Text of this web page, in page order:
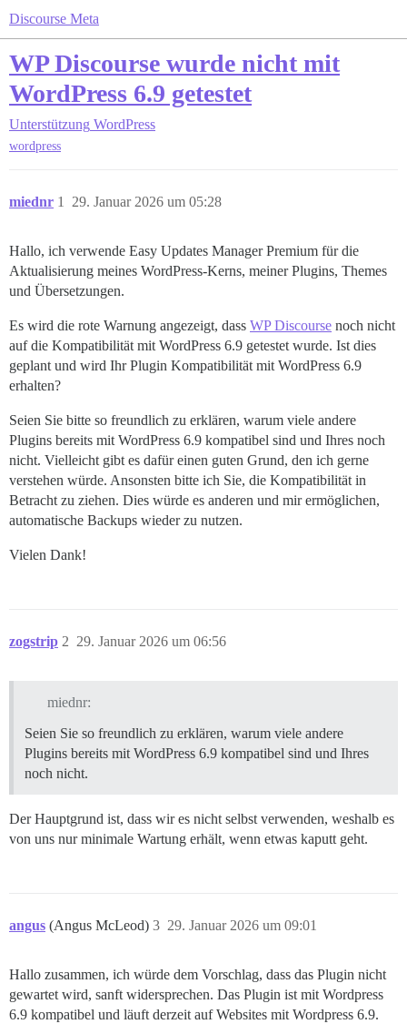
Discourse Meta
WP Discourse wurde nicht mit
WordPress 6.9 getestet
Unterstützung WordPress
wordpress
miednr 29. Januar 2026 um 05:28
1
Hallo, ich verwende Easy Updates Manager Premium für die
Aktualisierung meines WordPress-Kerns, meiner Plugins, Themes
und Übersetzungen.
Es wird die rote Warnung angezeigt, dass WP Discourse noch nicht
auf die Kompatibilität mit WordPress 6.9 getestet wurde. Ist dies
geplant und wird Ihr Plugin Kompatibilität mit WordPress 6.9
erhalten?
Seien Sie bitte so freundlich zu erklären, warum viele andere
Plugins bereits mit WordPress 6.9 kompatibel sind und Ihres noch
nicht. Vielleicht gibt es dafür einen guten Grund, den ich gerne
verstehen würde. Ansonsten bitte ich Sie, die Kompatibilität in
Betracht zu ziehen. Dies würde es anderen und mir ermöglichen,
automatische Backups wieder zu nutzen.
Vielen Dank!
zogstrip 29. Januar 2026 um 06:56
2
miednr:
Seien Sie so freundlich zu erklären, warum viele andere
Plugins bereits mit WordPress 6.9 kompatibel sind und Ihres
noch nicht.
Der Hauptgrund ist, dass wir es nicht selbst verwenden, weshalb es
von uns nur minimale Wartung erhält, wenn etwas kaputt geht.
angus (Angus McLeod) 29. Januar 2026 um 09:01
3
Hallo zusammen, ich würde dem Vorschlag, dass das Plugin nicht
gewartet wird, sanft widersprechen. Das Plugin ist mit Wordpress
6.9 kompatibel und läuft derzeit auf Websites mit Wordpress 6.9.